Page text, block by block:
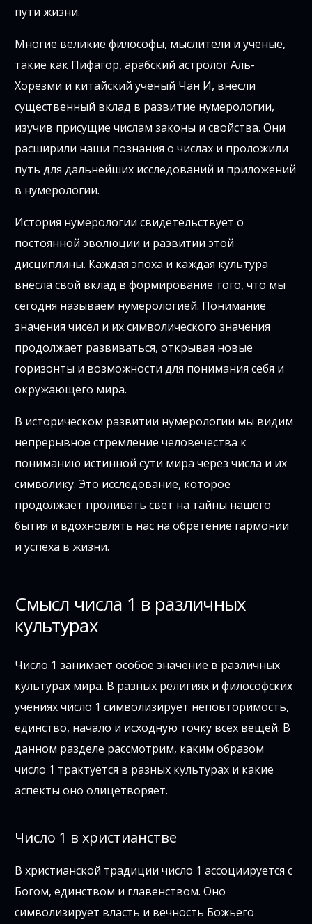
пути жизни.
Многие великие философы, мыслители и ученые,
такие как Пифагор, арабский астролог Аль-
Хорезми и китайский ученый Чан И, внесли
существенный вклад в развитие нумерологии,
изучив присущие числам законы и свойства. Они
расширили наши познания о числах и проложили
путь для дальнейших исследований и приложений
в нумерологии.
История нумерологии свидетельствует о
постоянной эволюции и развитии этой
дисциплины. Каждая эпоха и каждая культура
внесла свой вклад в формирование того, что мы
сегодня называем нумерологией. Понимание
значения чисел и их символического значения
продолжает развиваться, открывая новые
горизонты и возможности для понимания себя и
окружающего мира.
В историческом развитии нумерологии мы видим
непрерывное стремление человечества к
пониманию истинной сути мира через числа и их
символику. Это исследование, которое
продолжает проливать свет на тайны нашего
бытия и вдохновлять нас на обретение гармонии
и успеха в жизни.
Смысл числа 1 в различных
культурах
Число 1 занимает особое значение в различных
культурах мира. В разных религиях и философских
учениях число 1 символизирует неповторимость,
единство, начало и исходную точку всех вещей. В
данном разделе рассмотрим, каким образом
число 1 трактуется в разных культурах и какие
аспекты оно олицетворяет.
Число 1 в христианстве
В христианской традиции число 1 ассоциируется с
Богом, единством и главенством. Оно
символизирует власть и вечность Божьего